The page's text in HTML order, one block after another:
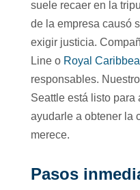
suele recaer en la
de la empresa causó
exigir justicia.
Line o Royal
responsables.
Seattle está listo para
ayudarle a obtener la
merece.
Pasos